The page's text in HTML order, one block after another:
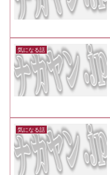
気になる話
気になる話